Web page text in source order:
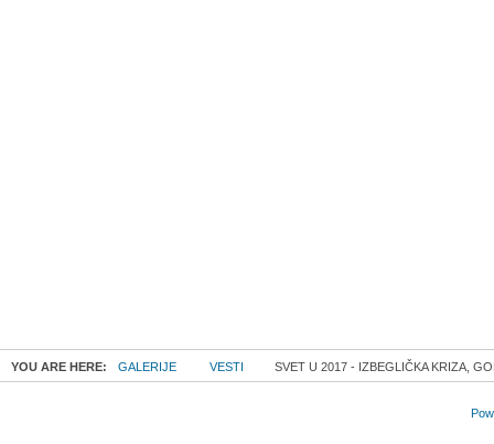
YOU ARE HERE: GALERIJE VESTI SVET U 2017 - IZBEGLIČKA KRIZA,